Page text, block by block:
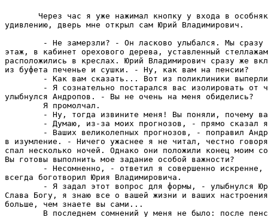
Через час я уже нажимал кнопку у входа в
удивлению, дверь мне открыл сам Юрий Владимирович.
- Не замерзли? - Он ласково улыбался. Мы сразу
этаж, в кабинет орехового дерева, уставленный
расположились в креслах. Юрий Владимирович сразу же
из буфета печенье и сушки. - Ну, как вам на пенсии?
- Как вам сказать... Вот из поликлиники
- Я сознательно постарался вас изолировать от
улыбнулся Андропов. - Вы не очень на меня обиделись?
        Я промолчал.
- Ну, тогда извините меня! Вы поняли, почему
- Думаю, из-за моих прогнозов, - прямо сказал
- Ваших великолепных прогнозов, - поправил
в изумление. - Ничего ужаснее я не читал, честно
спал несколько ночей. Однако они положили конец моим
Вы готовы выполнить мое задание особой важности?
- Несомненно, - ответил я совершенно искренне,
всегда боготворил Юрия Владимировича.
- Я задал этот вопрос для формы, - улыбнулся
Слава Богу, я знаю все о вашей жизни и ваших
больше, чем знаете вы сами...
В последнем сомнений у меня не было: после